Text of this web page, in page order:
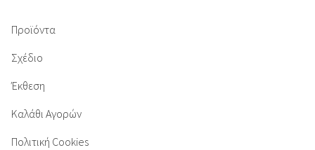
Προϊόντα
Σχέδιο
Έκθεση
Καλάθι Αγορών
Πολιτική Cookies